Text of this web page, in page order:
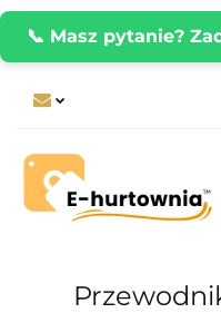
📞 Masz pytanie?